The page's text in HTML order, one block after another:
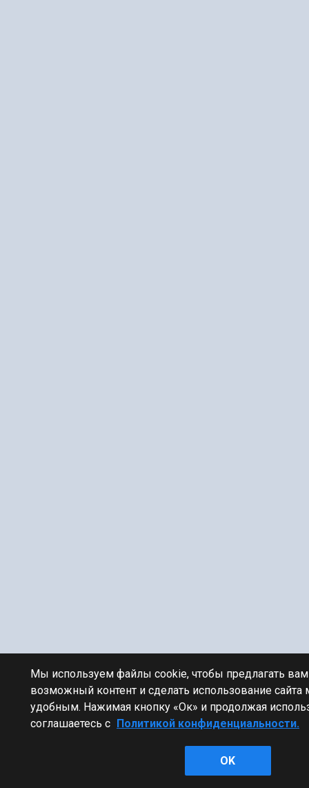
Мы используем файлы cookie, чтобы предлагать
возможный контент и сделать использование сайта
удобным. Нажимая кнопку «Ок» и продолжая
соглашаетесь с Политикой конфиденциальности.
OK